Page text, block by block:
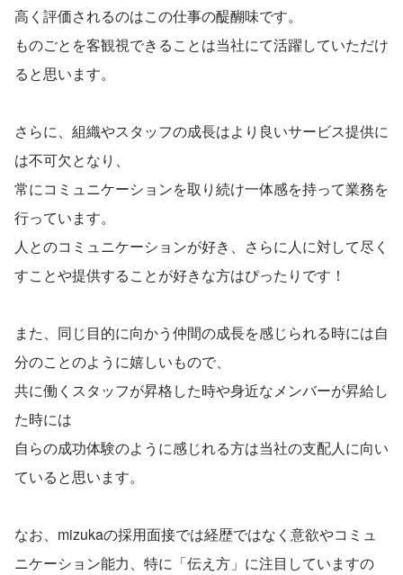
高く評価されるのはこの仕事の醍醐味です。
ものごとを客観視できることは当社にて活躍していただけ
ると思います。
さらに、組織やスタッフの成長はより良いサービス提供に
は不可欠となり、
常にコミュニケーションを取り続け一体感を持って業務を
行っています。
人とのコミュニケーションが好き、さらに人に対して尽く
すことや提供することが好きな方はぴったりです！
また、同じ目的に向かう仲間の成長を感じられる時には自
分のことのように嬉しいもので、
共に働くスタッフが昇格した時や身近なメンバーが昇給し
た時には
自らの成功体験のように感じれる方は当社の支配人に向い
ていると思います。
なお、mizukaの採用面接では経歴ではなく意欲やコミュ
ニケーション能力、特に「伝え方」に注目していますの